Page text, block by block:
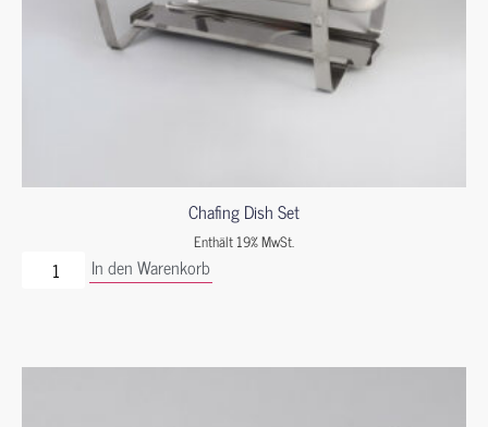
Chafing Dish Set
Enthält 19% MwSt.
In den Warenkorb